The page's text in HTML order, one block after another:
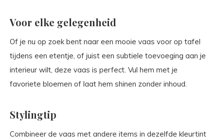
Voor elke gelegenheid
Of je nu op zoek bent naar een mooie vaas voor op tafel
tijdens een etentje, of juist een subtiele toevoeging aan je
interieur wilt, deze vaas is perfect. Vul hem met je
favoriete bloemen of laat hem shinen zonder inhoud.
Stylingtip
Combineer de vaas met andere items in dezelfde kleurtint